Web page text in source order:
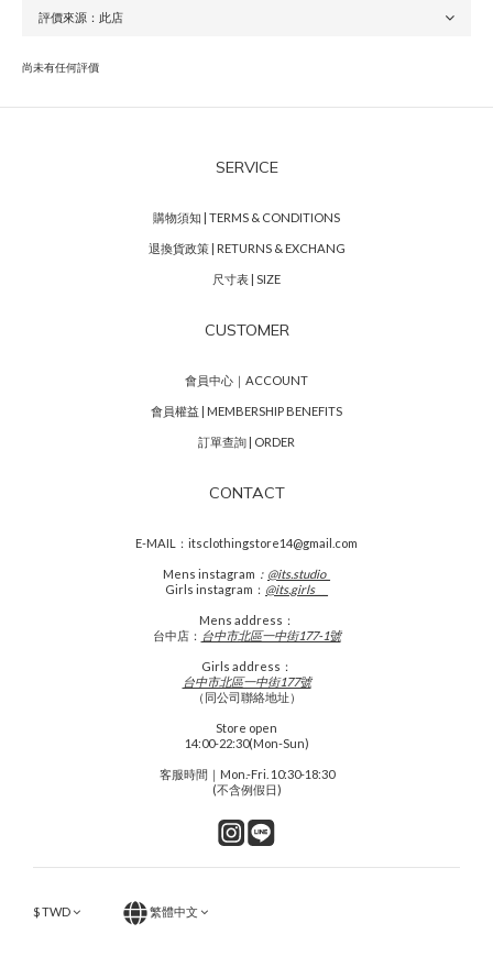
尚未有任何評價
SERVICE
購物須知 | TERMS & CONDITIONS
退換貨政策 | RETURNS & EXCHANG
尺寸表 | SIZE
CUSTOMER
會員中心｜ACCOUNT
會員權益 | MEMBERSHIP BENEFITS
訂單查詢 | ORDER
CONTACT
E-MAIL：itsclothingstore14@gmail.com
Mens instagram ： @its.studio_
Girls instagram： @its.girls___
Mens address：
台中店： 台中市北區一中街177-1號
Girls address：
台中市北區一中街177號
（同公司聯絡地址）
Store open
14:00-22:30(Mon-Sun)
客服時間｜Mon.-Fri. 10:30-18:30
(不含例假日)
$TWD 繁體中文